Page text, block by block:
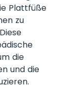
Plattfüße
zu
die
und die